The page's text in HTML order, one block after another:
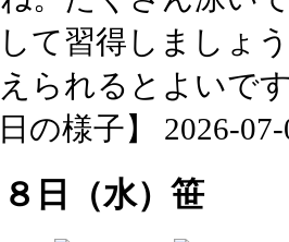
て習得しましょ
られるとよいで
日の様子】 2026-
８日（水）笹